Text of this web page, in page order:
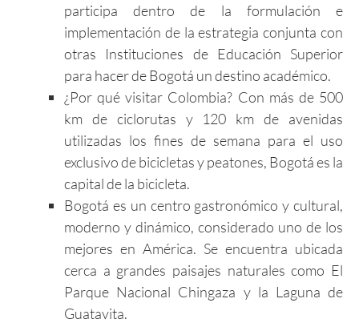
participa dentro de la formulación e
implementación de la estrategia conjunta con
otras Instituciones de Educación Superior
para hacer de Bogotá un destino académico.
¿Por qué visitar Colombia? Con más de 500
km de ciclorutas y 120 km de avenidas
utilizadas los fines de semana para el uso
exclusivo de bicicletas y peatones, Bogotá es la
capital de la bicicleta.
Bogotá es un centro gastronómico y cultural,
moderno y dinámico, considerado uno de los
mejores en América. Se encuentra ubicada
cerca a grandes paisajes naturales como El
Parque Nacional Chingaza y la Laguna de
Guatavita.